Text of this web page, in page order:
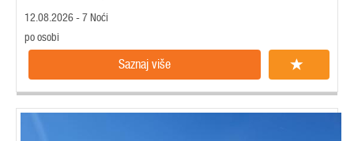
12.08.2026 - 7 Noći
po osobi
Saznaj više